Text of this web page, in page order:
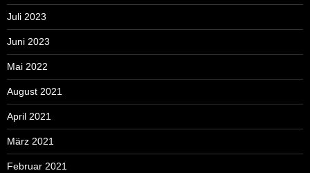
Juli 2023
Juni 2023
Mai 2022
August 2021
April 2021
März 2021
Februar 2021